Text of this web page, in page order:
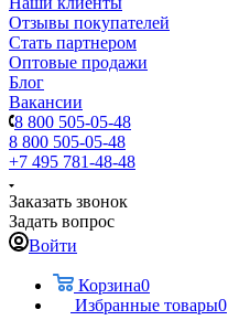
Отзывы покупателей
Стать партнером
Оптовые продажи
Блог
Вакансии
8 800 505-05-48
8 800 505-05-48
+7 495 781-48-48
Заказать звонок
Задать вопрос
Войти
Корзина0
Избранные товары0